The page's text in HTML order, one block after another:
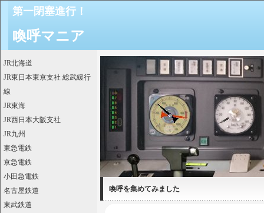
第一閉塞進行！
喚呼マニア
JR北海道
JR東日本東京支社 総武緩行
線
JR東海
JR西日本大阪支社
JR九州
東急電鉄
京急電鉄
小田急電鉄
名古屋鉄道
東武鉄道
喚呼を集めてみました